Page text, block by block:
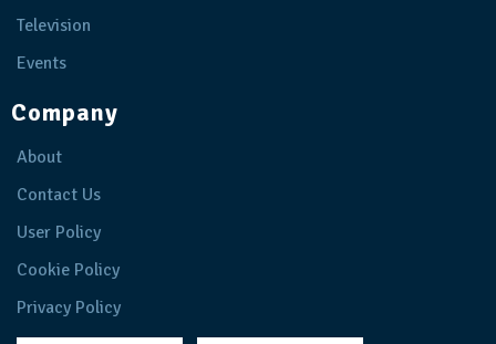
Television
Events
Company
About
Contact Us
User Policy
Cookie Policy
Privacy Policy